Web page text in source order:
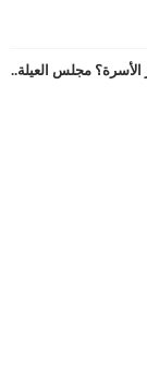
مجلس العيلة..